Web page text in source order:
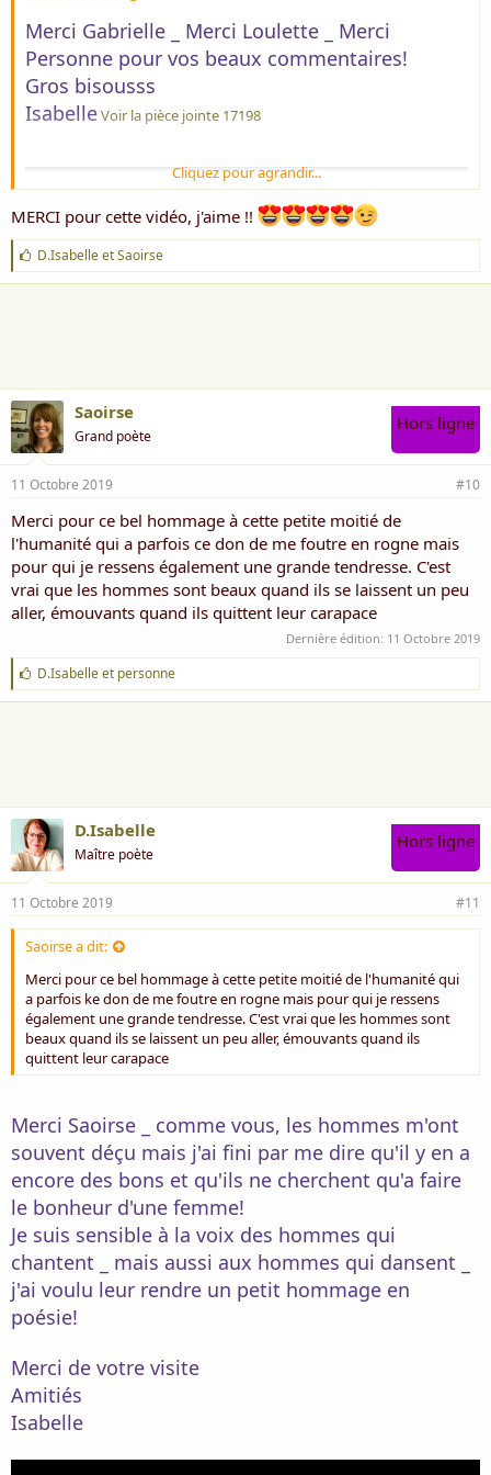
Merci Gabrielle _ Merci Loulette _ Merci
Personne pour vos beaux commentaires!
Gros bisousss
IsabelleVoir la pièce jointe 17198
Un portrait de Norman Rockwell _ Eddy
Cliquez pour agrandir...
MERCI pour cette vidéo, j'aime !!
J
'
a
D.IsabelleetSaoirse
Saoirse
Grand poète
Hors ligne
11 Octobre 2019 #10
Merci pour ce bel hommage à cette petite moitié de
l'humanité qui a parfois ce don de me foutre en rogne mais
pour qui je ressens également une grande tendresse. C'est
vrai que les hommes sont beaux quand ils se laissent un peu
aller, émouvants quand ils quittent leur carapace
Dernière édition: 11 Octobre 2019
J
'
a
D.Isabelleet personne
D.Isabelle
Maître poète
Hors ligne
11 Octobre 2019 #11
Saoirse a dit:
Merci pour ce bel hommage à cette petite moitié de l'humanité qui
a parfois ke don de me foutre en rogne mais pour qui je ressens
également une grande tendresse. C'est vrai que les hommes sont
beaux quand ils se laissent un peu aller, émouvants quand ils
quittent leur carapace
Merci Saoirse _ comme vous, les hommes m'ont
souvent déçu mais j'ai fini par me dire qu'il y en a
encore des bons et qu'ils ne cherchent qu'a faire
le bonheur d'une femme!
Je suis sensible à la voix des hommes qui
chantent _ mais aussi aux hommes qui dansent _
j'ai voulu leur rendre un petit hommage en
poésie!
Merci de votre visite
Amitiés
Isabelle